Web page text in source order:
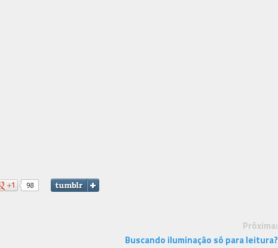
Próxima:
Buscando iluminação só para leitura?